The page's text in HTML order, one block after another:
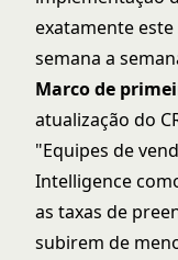
exatamente
semana a
Marco de
atualização do
"Equipes de
Intelligence
as taxas de
subirem de